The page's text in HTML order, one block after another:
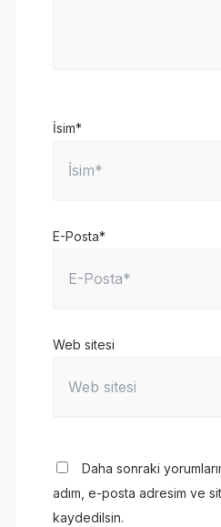
İsim*
E-Posta*
Web sitesi
Daha sonraki
adım, e-posta adresim ve
kaydedilsin.